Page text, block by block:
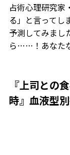
占術心理研究家
る」と言ってし
予測してみまし
ら……！あなた
『上司との
時』血液型